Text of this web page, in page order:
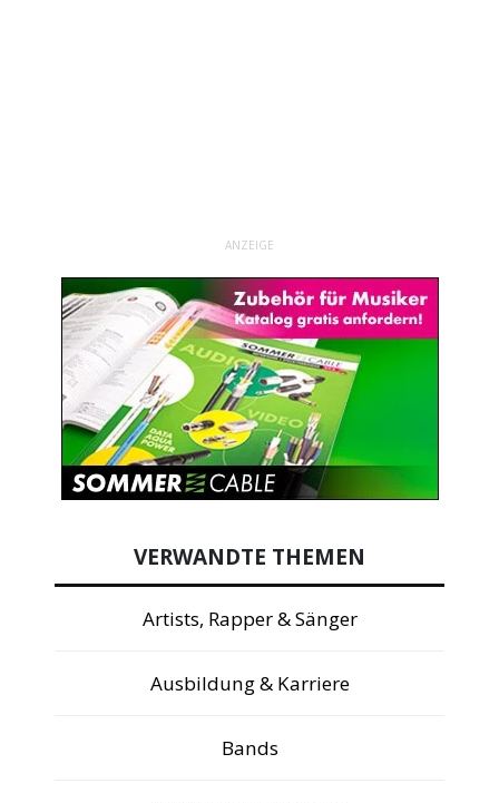
ANZEIGE
VERWANDTE THEMEN
Artists, Rapper & Sänger
Ausbildung & Karriere
Bands